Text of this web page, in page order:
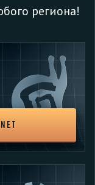
региона!
ему
применяется
вами